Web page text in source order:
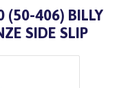
(50-406) BILLY
SIDE SLIP